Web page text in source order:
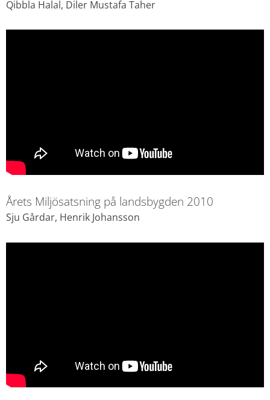
Qibbla Halal, Diler Mustafa Taher
Årets Miljösatsning på landsbygden 2010
Sju Gårdar, Henrik Johansson